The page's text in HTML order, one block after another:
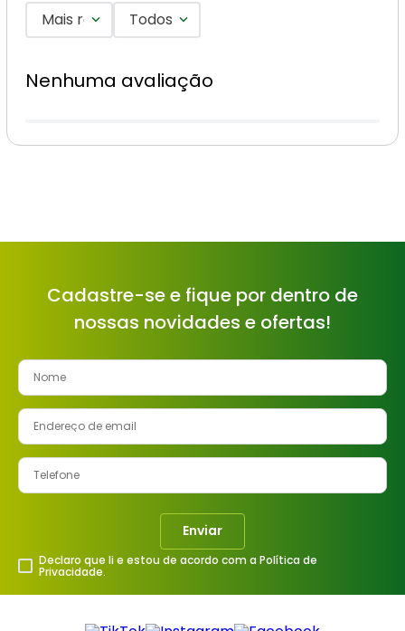
Mais recentesTodos
Nenhuma avaliação
Cadastre-se e fique por dentro de
nossas novidades e ofertas!
Enviar
Declaro que li e estou de acordo com a Política de
Privacidade.